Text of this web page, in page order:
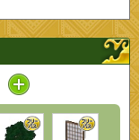
アイコン / ラインナ